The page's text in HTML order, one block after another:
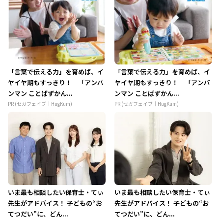
「言葉で伝える力」を育めば、イ
ヤイヤ期もすっきり！ 「アンパ
ンマン ことばずかん...
PR (セガフェイブ｜HugKum)
「言葉で伝える力」を育めば、イ
ヤイヤ期もすっきり！ 「アンパ
ンマン ことばずかん...
PR (セガフェイブ｜HugKum)
いま最も相談したい保育士・てぃ
先生がアドバイス！ 子どもの“お
てつだい”に、どん...
いま最も相談したい保育士・てぃ
先生がアドバイス！ 子どもの“お
てつだい”に、どん...